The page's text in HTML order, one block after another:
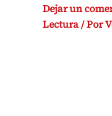
Dejar un
Lectura/ Por